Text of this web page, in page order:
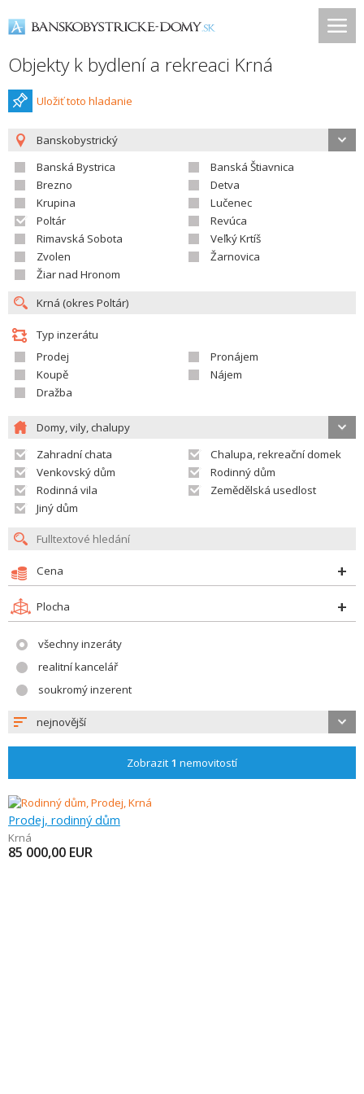
Objekty k bydlení a rekreaci Krná
Uložiť toto hladanie
Banskobystrický
Banská Bystrica
Banská Štiavnica
Brezno
Detva
Krupina
Lučenec
Poltár
Revúca
Rimavská Sobota
Veľký Krtíš
Zvolen
Žarnovica
Žiar nad Hronom
Typ inzerátu
Prodej
Pronájem
Koupě
Nájem
Dražba
Domy, vily, chalupy
Zahradní chata
Chalupa, rekreační domek
Venkovský dům
Rodinný dům
Rodinná vila
Zemědělská usedlost
Jiný dům
Cena
Plocha
všechny inzeráty
realitní kancelář
soukromý inzerent
nejnovější
Zobrazit 1 nemovitostí
Prodej, rodinný dům
Krná
85 000,00 EUR